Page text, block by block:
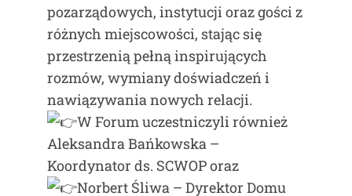
pozarządowych, instytucji oraz gości z
różnych miejscowości, stając się
przestrzenią pełną inspirujących
rozmów, wymiany doświadczeń i
nawiązywania nowych relacji.
W Forum uczestniczyli również
Aleksandra Bańkowska –
Koordynator ds. SCWOP oraz
Norbert Śliwa – Dyrektor Domu